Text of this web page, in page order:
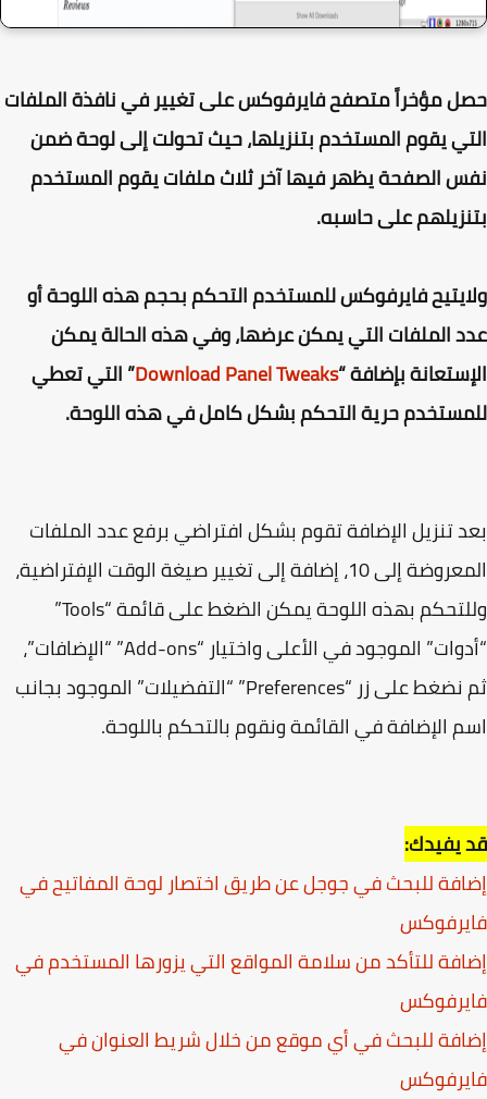
مؤخراً متصفح فايرفوكس على تغيير في نافذة الملفات
يقوم المستخدم بتنزيلها، حيث تحولت إلى لوحة ضمن
الصفحة يظهر فيها آخر ثلاث ملفات يقوم المستخدم
على حاسبه.
فايرفوكس للمستخدم التحكم بحجم هذه اللوحة أو
الملفات التي يمكن عرضها، وفي هذه الحالة يمكن
بإضافة “Download Panel Tweaks” التي تعطي
حرية التحكم بشكل كامل في هذه اللوحة.
تنزيل الإضافة تقوم بشكل افتراضي برفع عدد الملفات
المعروضة إلى 10، إضافة إلى تغيير صيغة الوقت الإفتراضية،
وللتحكم بهذه اللوحة يمكن الضغط على قائمة “Tools”
“أدوات” الموجود في الأعلى واختيار “Add-ons” “الإضافات”،
ثم نضغط على زر “Preferences” “التفضيلات” الموجود بجانب
الإضافة في القائمة ونقوم بالتحكم باللوحة.
للبحث في جوجل عن طريق اختصار لوحة المفاتيح في
للتأكد من سلامة المواقع التي يزورها المستخدم في
للبحث في أي موقع من خلال شريط العنوان في